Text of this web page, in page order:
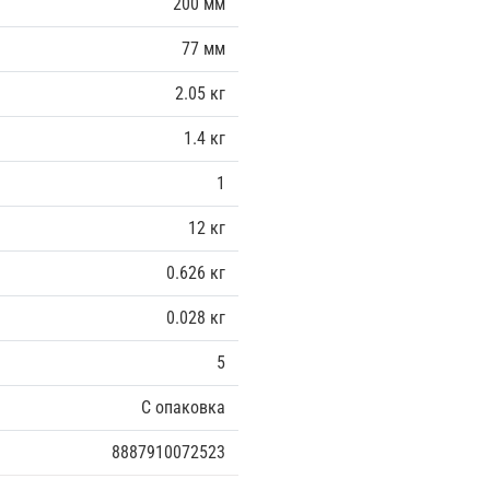
77 мм
2.05 кг
1.4 кг
1
12 кг
0.626 кг
0.028 кг
5
С опаковка
8887910072523